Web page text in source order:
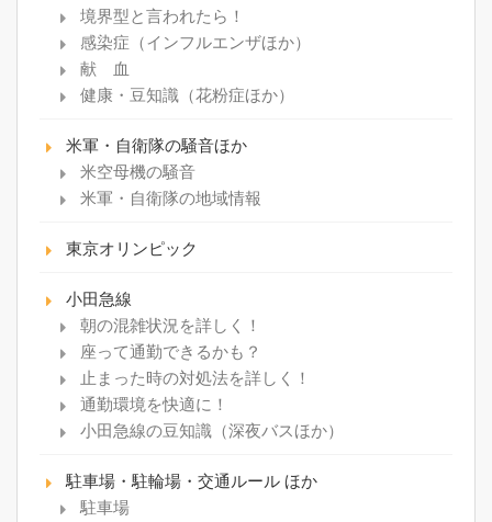
境界型と言われたら！
感染症（インフルエンザほか）
献 血
健康・豆知識（花粉症ほか）
米軍・自衛隊の騒音ほか
米空母機の騒音
米軍・自衛隊の地域情報
東京オリンピック
小田急線
朝の混雑状況を詳しく！
座って通勤できるかも？
止まった時の対処法を詳しく！
通勤環境を快適に！
小田急線の豆知識（深夜バスほか）
駐車場・駐輪場・交通ルール ほか
駐車場